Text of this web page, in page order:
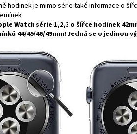
hodinek je mimo série také informace o
Watch série 1,2,3 o šířce hodinek
44/45/46/49mm! Jedná se o jedinou